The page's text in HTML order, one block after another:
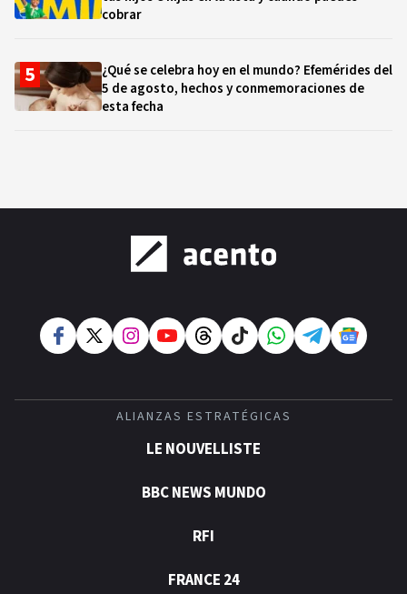
cobrar
¿Qué se celebra hoy en el mundo? Efemérides del
5 de agosto, hechos y conmemoraciones de
esta fecha
ALIANZAS ESTRATÉGICAS
LE NOUVELLISTE
BBC NEWS MUNDO
RFI
FRANCE 24